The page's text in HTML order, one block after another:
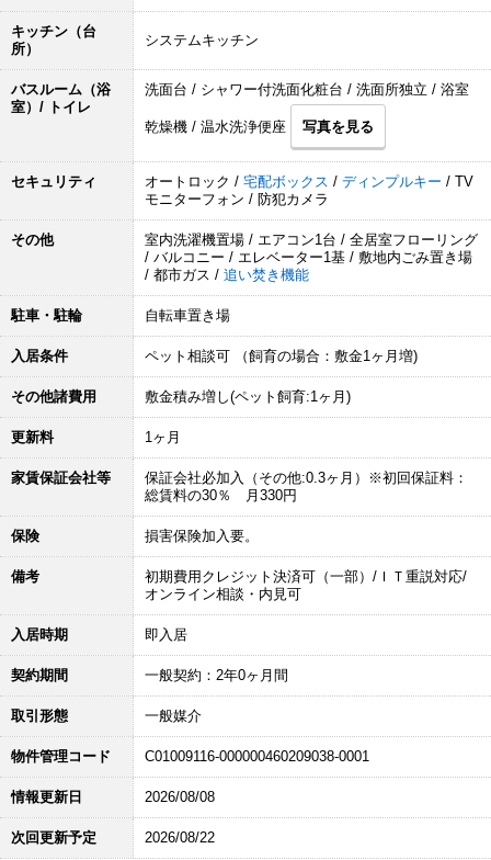
キッチン（台
所）
システムキッチン
バスルーム（浴
室）/ トイレ
洗面台 / シャワー付洗面化粧台 / 洗面所独立 / 浴室
乾燥機 / 温水洗浄便座 写真を見る
セキュリティ オートロック / 宅配ボックス / ディンプルキー / TV
モニターフォン / 防犯カメラ
その他
室内洗濯機置場 / エアコン1台 / 全居室フローリング
/ バルコニー / エレベーター1基 / 敷地内ごみ置き場
/ 都市ガス / 追い焚き機能
駐車・駐輪 自転車置き場
入居条件 ペット相談可 （飼育の場合：敷金1ヶ月増)
その他諸費用 敷金積み増し(ペット飼育:1ヶ月)
更新料 1ヶ月
家賃保証会社等
保証会社必加入（その他:0.3ヶ月）※初回保証料：
総賃料の30％ 月330円
保険 損害保険加入要。
備考
初期費用クレジット決済可（一部）/ＩＴ重説対応/
オンライン相談・内見可
入居時期 即入居
契約期間 一般契約：2年0ヶ月間
取引形態 一般媒介
物件管理コード C01009116-000000460209038-0001
情報更新日 2026/08/08
次回更新予定 2026/08/22